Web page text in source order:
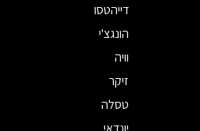
דייהטסו
הונגצ'י
וויה
זיקר
טסלה